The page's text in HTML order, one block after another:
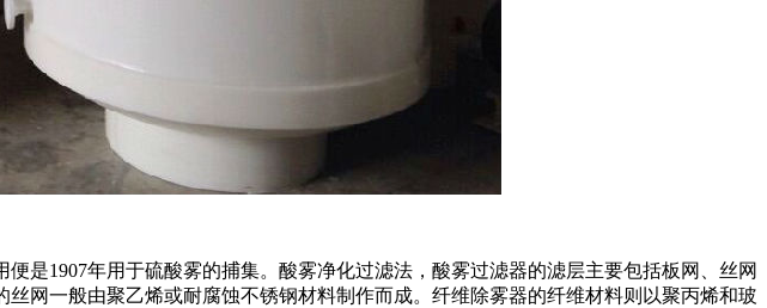
是1907年用于硫酸雾的捕集。酸雾净化过滤法，酸雾过滤器的滤层主要包括板网、丝网
网一般由聚乙烯或耐腐蚀不锈钢材料制作而成。纤维除雾器的纤维材料则以聚丙烯和玻